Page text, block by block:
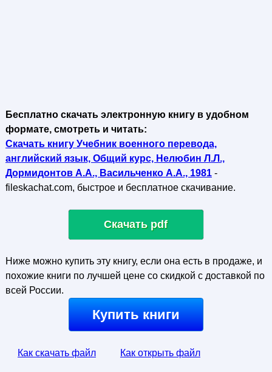
Бесплатно скачать электронную книгу в удобном
формате, смотреть и читать:
Скачать книгу Учебник военного перевода,
английский язык, Общий курс, Нелюбин Л.Л.,
Дормидонтов А.А., Васильченко А.А., 1981-
fileskachat.com, быстрое и бесплатное скачивание.
Скачать pdf
Ниже можно купить эту книгу, если она есть в продаже, и
похожие книги по лучшей цене со скидкой с доставкой по
всей России.
Купить книги
Как скачать файл Как открыть файл